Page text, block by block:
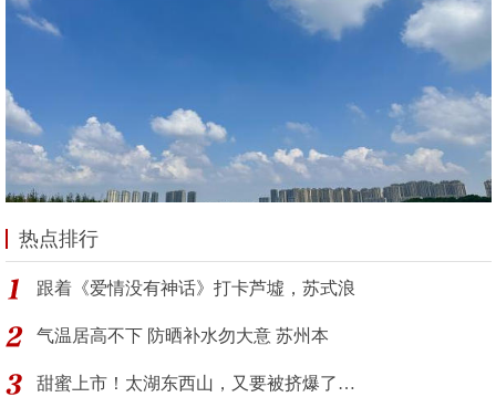
热点排行
跟着《爱情没有神话》打卡芦墟，苏式浪
气温居高不下 防晒补水勿大意 苏州本
甜蜜上市！太湖东西山，又要被挤爆了…